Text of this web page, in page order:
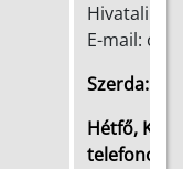
Hivatali
E-mail:
Szerda:
Hétfő,
telefonon